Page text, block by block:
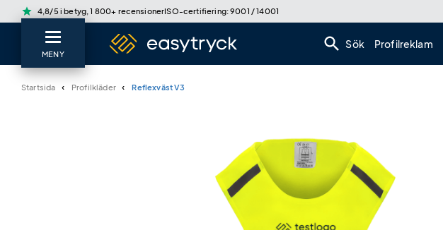
star 4,8/5 i betyg, 1 800+ recensionerISO-certifiering: 9001 / 14001
search Sök Profilreklam
MENY
Startsida Profilkläder Reflexväst V3